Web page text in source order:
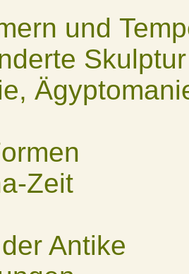
und
Skulptur
Zeit
Antike